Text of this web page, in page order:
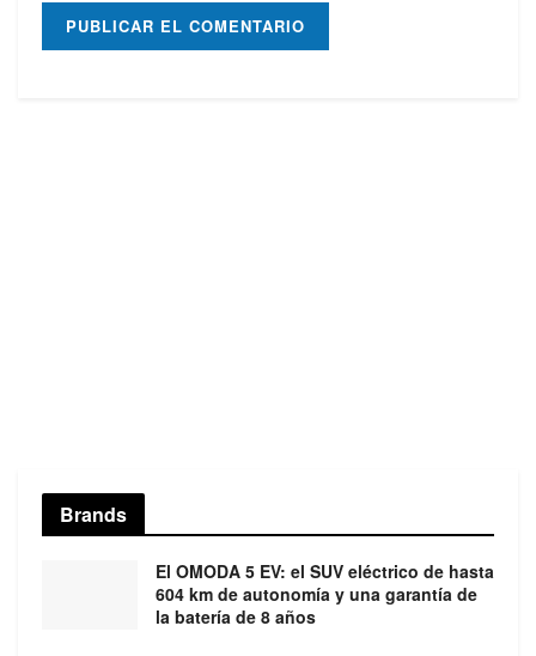
Brands
El OMODA 5 EV: el SUV eléctrico de hasta
604 km de autonomía y una garantía de
la batería de 8 años